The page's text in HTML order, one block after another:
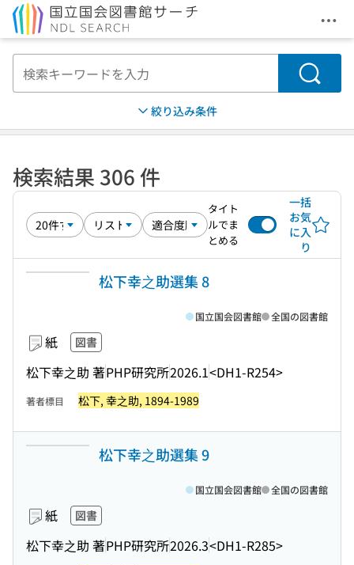
メ
検索
絞り込み条件
検索結果 306 件
タイト
ルでま
とめる
一括
お気
に入
り
松下幸之助選集 8
紙 図書
松下幸之助 著PHP研究所2026.1<DH1-R254>
国立国会図書館 全国の図書館
著者標目 松下, 幸之助, 1894-1989
松下幸之助選集 9
紙 図書
松下幸之助 著PHP研究所2026.3<DH1-R285>
国立国会図書館 全国の図書館